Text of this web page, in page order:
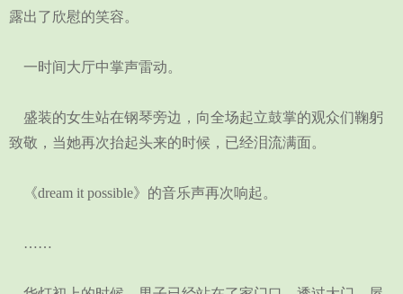
露出了欣慰的笑容。
一时间大厅中掌声雷动。
盛装的女生站在钢琴旁边，向全场起立鼓掌的观众们鞠躬
致敬，当她再次抬起头来的时候，已经泪流满面。
《dream it possible》的音乐声再次响起。
……